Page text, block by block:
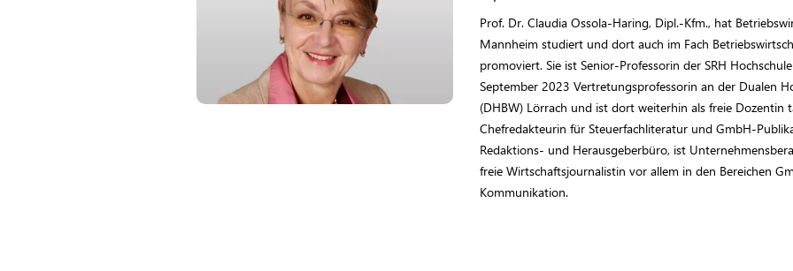
Prof. Dr. Claudia Ossola-Haring, Dipl.-Kfm., hat
Mannheim studiert und dort auch im Fach
promoviert. Sie ist Senior-Professorin der SRH
September 2023 Vertretungsprofessorin an der Dualen
(DHBW) Lörrach und ist dort weiterhin als freie Dozentin
Chefredakteurin für Steuerfachliteratur und GmbH-
Redaktions- und Herausgeberbüro, ist
freie Wirtschaftsjournalistin vor allem in den Bereichen
Kommunikation.